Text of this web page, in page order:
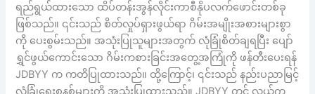
ရည်ရွယ်ထားသော ထိပ်တန်းအွန်လိုင်းကာစီနိုပလက်ဖောင်းတစ်ခု
ဖြစ်သည်။ ၎င်းသည် စိတ်လှုပ်ရှားဖွယ်ရာ ဂိမ်းအမျိုးအစားများစွာ
ကို ပေးစွမ်းသည်။ အသုံးပြုသူများအတွက် လုံခြုံစိတ်ချရပြီး ပျော်
ရွှင်ဖွယ်ကောင်းသော ဂိမ်းကစားခြင်းအတွေ့အကြုံကို ဖန်တီးပေးရန်
JDBYY က ကတိပြုထားသည်။ ထို့ကြောင့်၊ ၎င်းသည် နည်းပညာမြင့်